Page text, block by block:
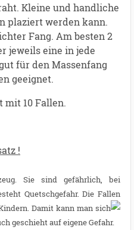
Kleine und handliche
plaziert werden kann.
Fang. Am besten 2
jeweils eine in jede
für den Massenfang
geeignet.
mit 10 Fallen.
!
Sie sind gefährlich, bei
Quetschgefahr. Die Fallen
Damit kann man sich
geschieht auf eigene Gefahr.